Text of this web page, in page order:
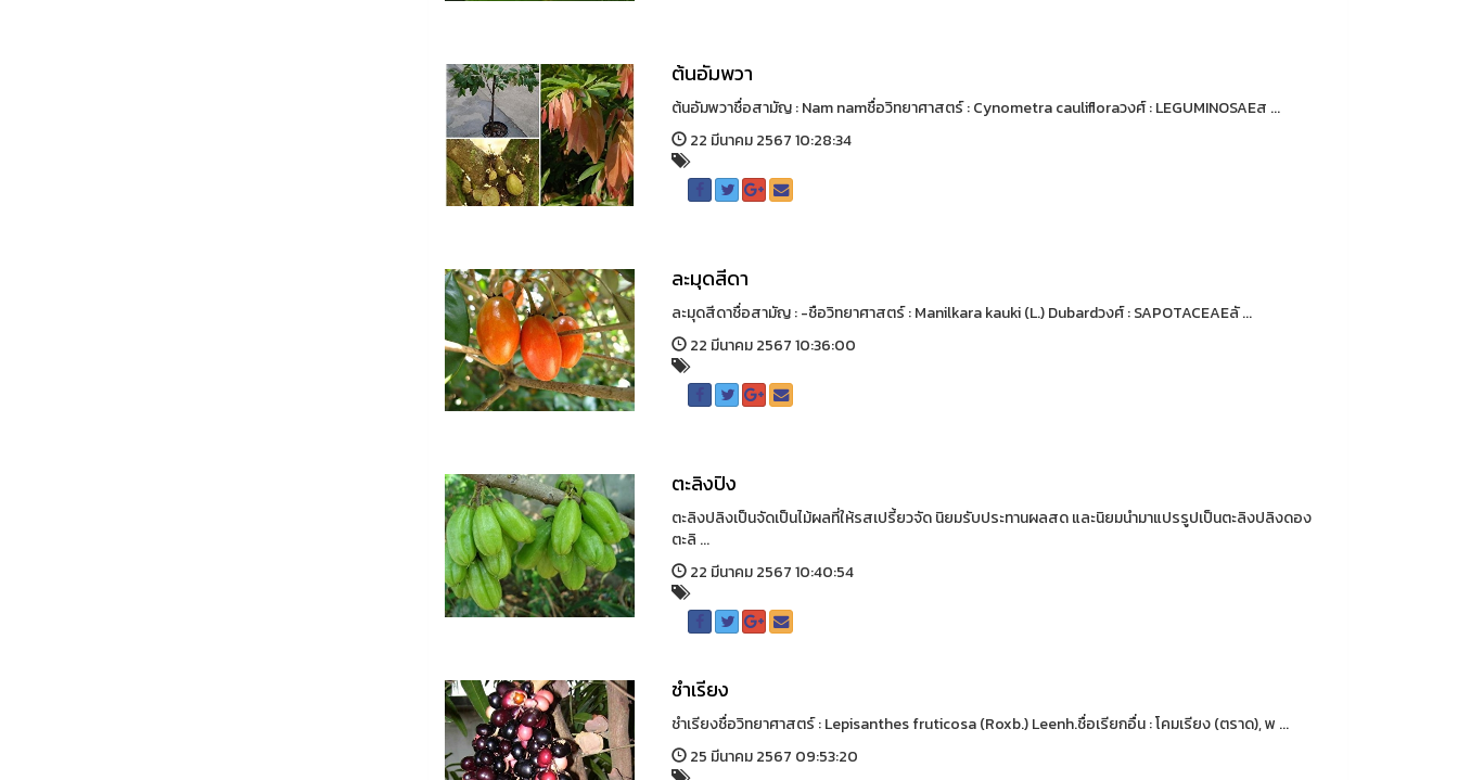
ต้นอัมพวา
ต้นอัมพวาชื่อสามัญ : Nam namชื่อวิทยาศาสตร์ : Cynometra caulifloraวงศ์ : LEGUMINOSAEส ...
22 มีนาคม 2567 10:28:34
ละมุดสีดา
ละมุดสีดาชื่อสามัญ : -ชือวิทยาศาสตร์ : Manilkara kauki (L.) Dubardวงศ์ : SAPOTACEAEลั ...
22 มีนาคม 2567 10:36:00
ตะลิงปิง
ตะลิงปลิงเป็นจัดเป็นไม้ผลที่ให้รสเปรี้ยวจัด นิยมรับประทานผลสด และนิยมนำมาแปรรูปเป็นตะลิงปลิงดอง
ตะลิ ...
22 มีนาคม 2567 10:40:54
ชำเรียง
ชำเรียงชื่อวิทยาศาสตร์ : Lepisanthes fruticosa (Roxb.) Leenh.ชื่อเรียกอื่น : โคมเรียง (ตราด), พ ...
25 มีนาคม 2567 09:53:20